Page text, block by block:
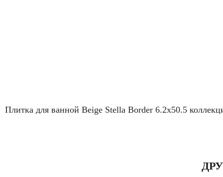
Плитка для ванной Beige Stella Border 6.2x50.5